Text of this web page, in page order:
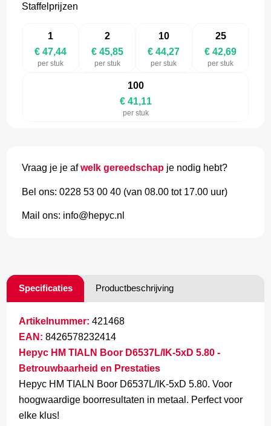
Staffelprijzen
1
€ 47,44
per stuk
2
€ 45,85
per stuk
10
€ 44,27
per stuk
25
€ 42,69
per stuk
100
€ 41,11
per stuk
Vraag je je afwelk gereedschap je nodig hebt?
Bel ons: 0228 53 00 40 (van 08.00 tot 17.00 uur)
Mail ons: info@hepyc.nl
Specificaties Productbeschrijving
Artikelnummer: 421468
EAN: 8426578232414
Hepyc HM TIALN Boor D6537L/IK-5xD 5.80 -
Betrouwbaarheid en Prestaties
Hepyc HM TIALN Boor D6537L/IK-5xD 5.80. Voor
hoogwaardige boorresultaten in metaal. Perfect voor
elke klus!